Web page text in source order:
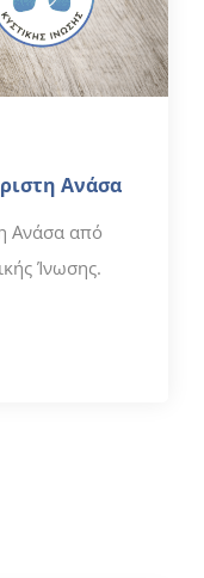
Ανάσα
Ανάσα από
Ίνωσης.